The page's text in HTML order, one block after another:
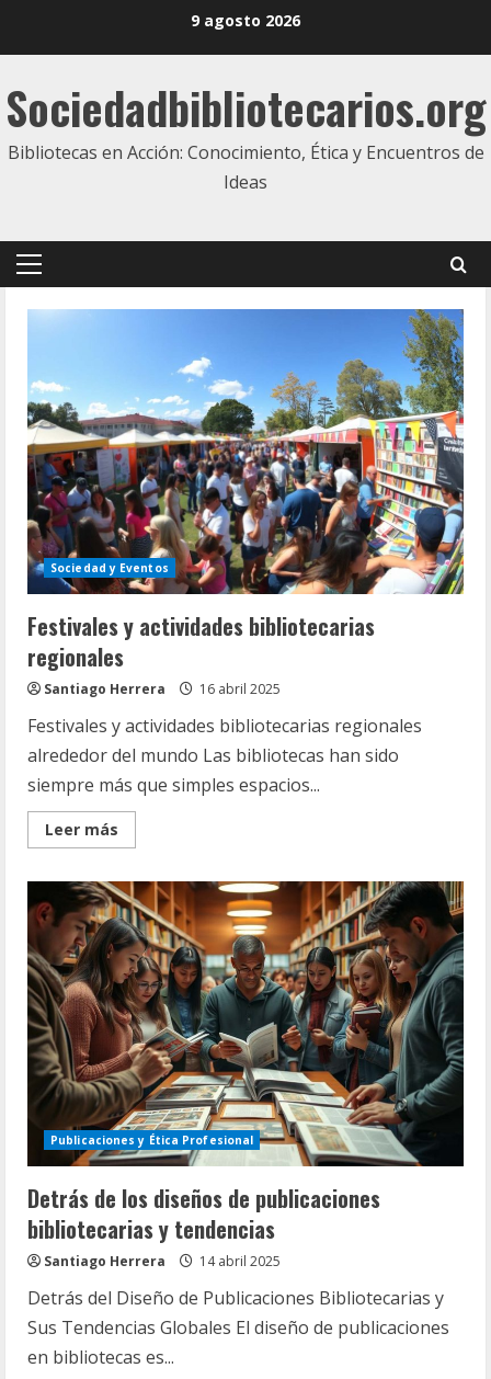
9 agosto 2026
Sociedadbibliotecarios.org
Bibliotecas en Acción: Conocimiento, Ética y Encuentros de
Ideas
Primary
Sociedad y Eventos
Festivales y actividades bibliotecarias
regionales
Santiago Herrera 16 abril 2025
Festivales y actividades bibliotecarias regionales
alrededor del mundo Las bibliotecas han sido
siempre más que simples espacios...
Leer más
more
y
actividades
bibliotecarias
regionales
Publicaciones y Ética Profesional
Detrás de los diseños de publicaciones
bibliotecarias y tendencias
Santiago Herrera 14 abril 2025
Detrás del Diseño de Publicaciones Bibliotecarias y
Sus Tendencias Globales El diseño de publicaciones
en bibliotecas es...